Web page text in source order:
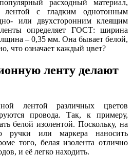
изолента
разного
цвета?
расходный материал,
лентой с гладким однотонным
или двухсторонним клеящим
определяет ГОСТ: ширина
– 0,35 мм. Она бывает белой,
что означает каждый цвет?
ленту делают
лентой различных цветов
провода. Так, к примеру,
белой изолентой. Поскольку, на
или маркера наносить
того, белая изолента отлично
и её легко находить.